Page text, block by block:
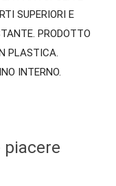
SUPERIORI E
PRODOTTO
PLASTICA.
INTERNO.
piacere